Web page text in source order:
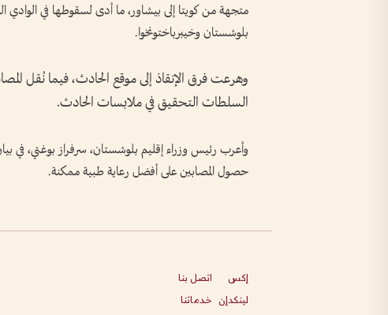
متجهة من كويتا إلى بيشاور، ما أدى لسقوطها في الوادي
بلوشستان وخيبرباختونخوا.
وهرعت فرق الإنقاذ إلى موقع الحادث، فيما نُقل
السلطات التحقيق في ملابسات الحادث.
وأعرب رئيس وزراء إقليم بلوشستان، سرفراز بوغتي، في
حصول المصابين على أفضل رعاية طبية ممكنة.
إكس
لينكدإن
اتصل بنا
خدماتنا